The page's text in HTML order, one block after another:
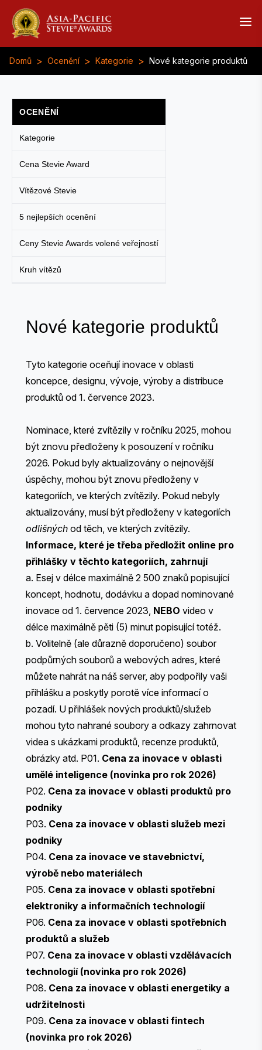
Domů > Ocenění > Kategorie > Nové kategorie produktů
OCENĚNÍ
Kategorie
Cena Stevie Award
Vítězové Stevie
5 nejlepších ocenění
Ceny Stevie Awards volené veřejností
Kruh vítězů
Nové kategorie produktů
Tyto kategorie oceňují inovace v oblasti
koncepce, designu, vývoje, výroby a distribuce
produktů od 1. července 2023.
Nominace, které zvítězily v ročníku 2025, mohou
být znovu předloženy k posouzení v ročníku
2026. Pokud byly aktualizovány o nejnovější
úspěchy, mohou být znovu předloženy v
kategoriích, ve kterých zvítězily. Pokud nebyly
aktualizovány, musí být předloženy v kategoriích
odlišných od těch, ve kterých zvítězily.
Informace, které je třeba předložit online pro
přihlášky v těchto kategoriích, zahrnují
a. Esej v délce maximálně 2 500 znaků popisující
koncept, hodnotu, dodávku a dopad nominované
inovace od 1. července 2023, NEBO video v
délce maximálně pěti (5) minut popisující totéž.
b. Volitelně (ale důrazně doporučeno) soubor
podpůrných souborů a webových adres, které
můžete nahrát na náš server, aby podpořily vaši
přihlášku a poskytly porotě více informací o
pozadí. U přihlášek nových produktů/služeb
mohou tyto nahrané soubory a odkazy zahrnovat
videa s ukázkami produktů, recenze produktů,
obrázky atd. P01. Cena za inovace v oblasti
umělé inteligence (novinka pro rok 2026)
P02. Cena za inovace v oblasti produktů pro
podniky
P03. Cena za inovace v oblasti služeb mezi
podniky
P04. Cena za inovace ve stavebnictví,
výrobě nebo materiálech
P05. Cena za inovace v oblasti spotřební
elektroniky a informačních technologií
P06. Cena za inovace v oblasti spotřebních
produktů a služeb
P07. Cena za inovace v oblasti vzdělávacích
technologií (novinka pro rok 2026)
P08. Cena za inovace v oblasti energetiky a
udržitelnosti
P09. Cena za inovace v oblasti fintech
(novinka pro rok 2026)